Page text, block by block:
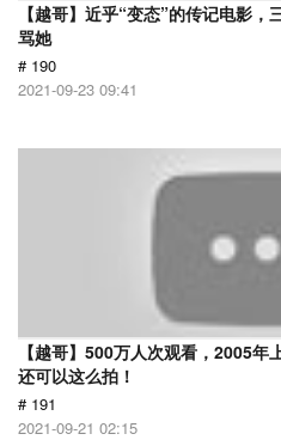
【越哥】近乎“变态”的传记电影
骂她
# 190
2021-09-23 09:41
【越哥】500万人次观看，2005
还可以这么拍！
# 191
2021-09-21 02:15